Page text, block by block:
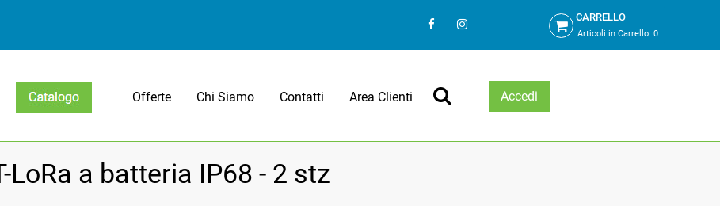
CARRELLO
Articoli in Carrello:0
Offerte Chi Siamo Contatti Area Clienti Accedi
a batteria IP68 - 2 stz